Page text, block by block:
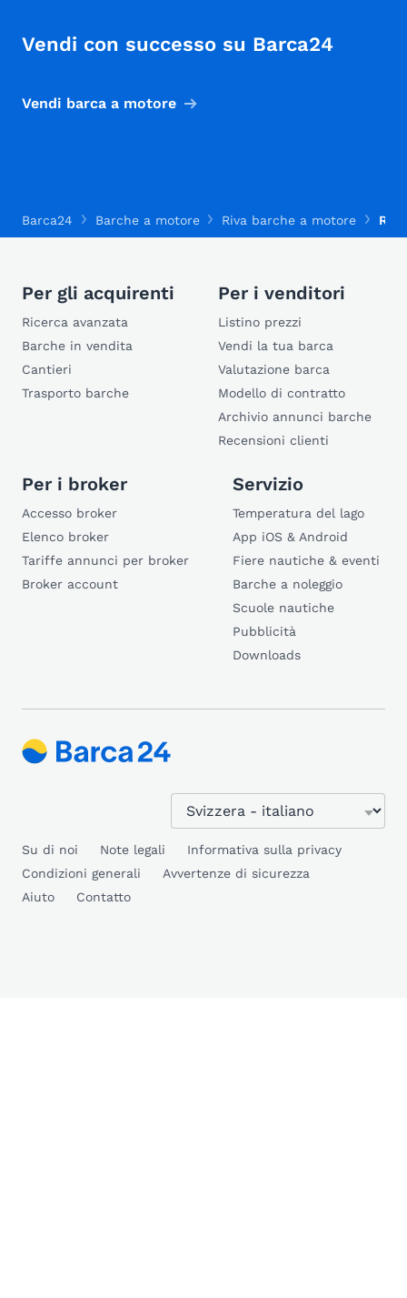
Vendi con successo su Barca24
Vendi barca a motore
Barca24 Barche a motore Riva barche a motore
Per gli acquirenti
Ricerca avanzata
Barche in vendita
Cantieri
Trasporto barche
Per i venditori
Listino prezzi
Vendi la tua barca
Valutazione barca
Modello di contratto
Archivio annunci barche
Recensioni clienti
Per i broker
Accesso broker
Elenco broker
Tariffe annunci per broker
Broker account
Servizio
Temperatura del lago
App iOS & Android
Fiere nautiche & eventi
Barche a noleggio
Scuole nautiche
Pubblicità
Downloads
Su di noi Note legali
Informativa sulla privacy
Condizioni generali
Avvertenze di sicurezza
Aiuto
Contatto